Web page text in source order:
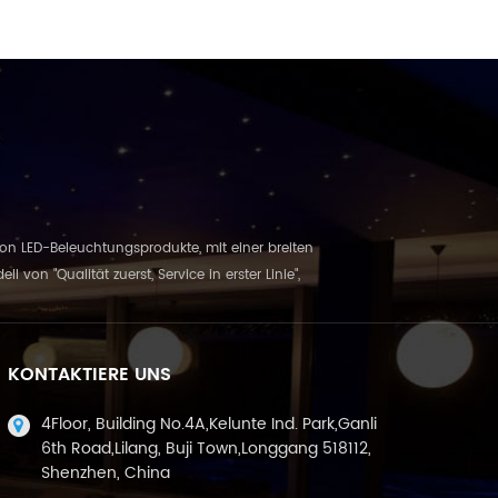
LED-Beleuchtungsprodukte, mit einer breiten
von "Qualität zuerst, Service in erster Linie",
KONTAKTIERE UNS
4Floor, Building No.4A,Kelunte Ind. Park,Ganli
6th Road,Lilang, Buji Town,Longgang 518112,
Shenzhen, China